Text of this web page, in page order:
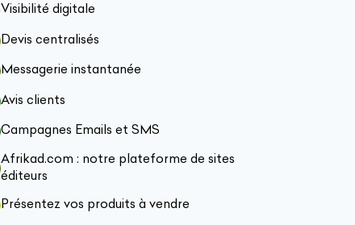
Visibilité digitale
Devis centralisés
Messagerie instantanée
Avis clients
Campagnes Emails et SMS
Afrikad.com : notre plateforme de sites
éditeurs
Présentez vos produits à vendre